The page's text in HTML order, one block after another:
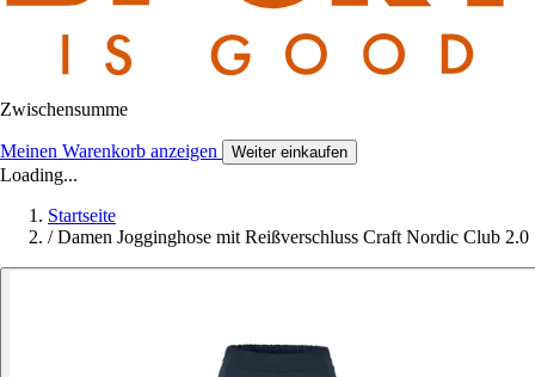
Zwischensumme
Meinen Warenkorb anzeigen Weiter einkaufen
Loading...
Startseite
/ Damen Jogginghose mit Reißverschluss Craft Nordic Club 2.0